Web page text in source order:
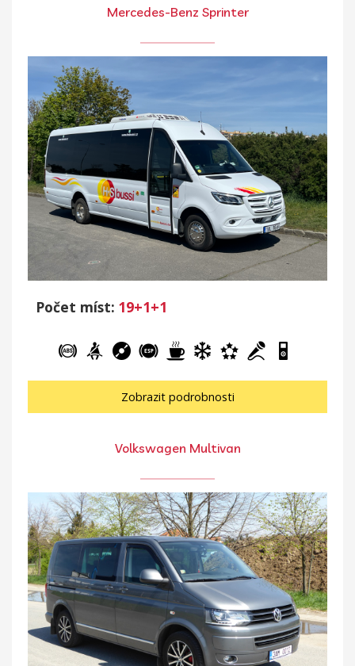
Mercedes-Benz Sprinter
Počet míst: 19+1+1
Zobrazit podrobnosti
Volkswagen Multivan